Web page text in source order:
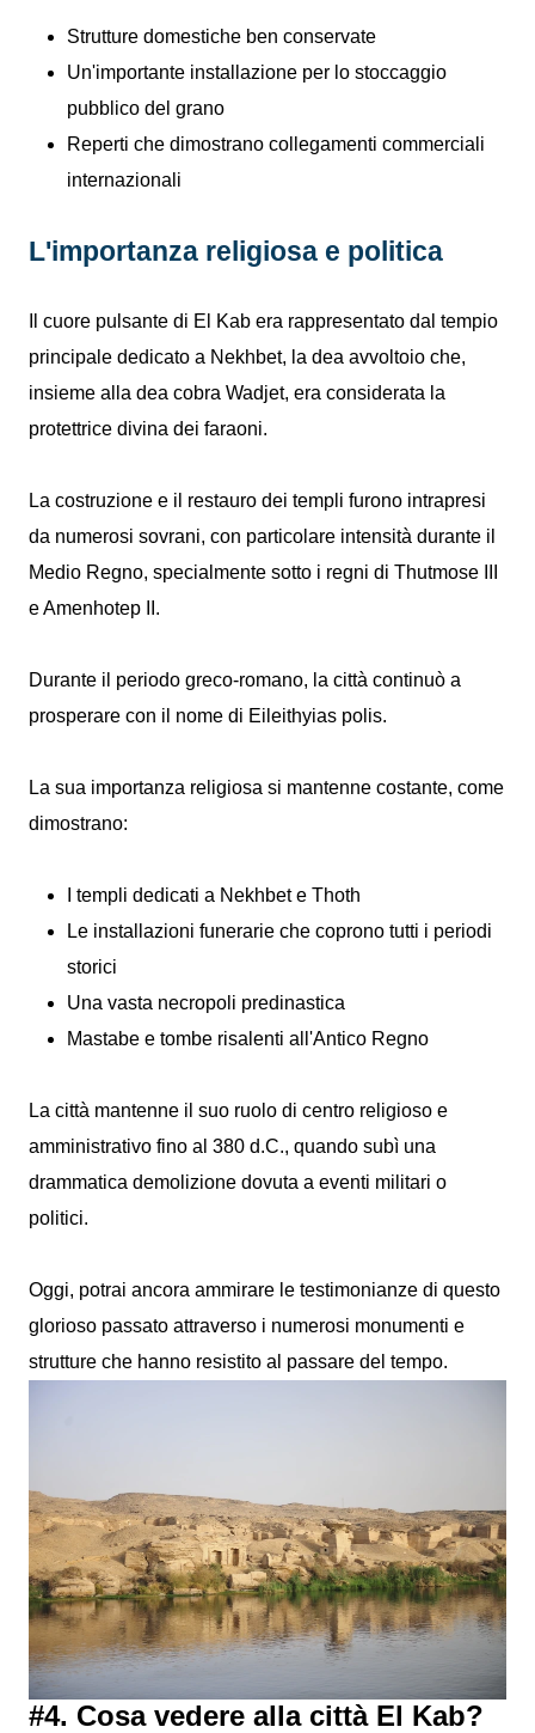
Strutture domestiche ben conservate
Un'importante installazione per lo stoccaggio
pubblico del grano
Reperti che dimostrano collegamenti commerciali
internazionali
L'importanza religiosa e politica
Il cuore pulsante di El Kab era rappresentato dal tempio
principale dedicato a Nekhbet, la dea avvoltoio che,
insieme alla dea cobra Wadjet, era considerata la
protettrice divina dei faraoni.
La costruzione e il restauro dei templi furono intrapresi
da numerosi sovrani, con particolare intensità durante il
Medio Regno, specialmente sotto i regni di Thutmose III
e Amenhotep II.
Durante il periodo greco-romano, la città continuò a
prosperare con il nome di Eileithyias polis.
La sua importanza religiosa si mantenne costante, come
dimostrano:
I templi dedicati a Nekhbet e Thoth
Le installazioni funerarie che coprono tutti i periodi
storici
Una vasta necropoli predinastica
Mastabe e tombe risalenti all'Antico Regno
La città mantenne il suo ruolo di centro religioso e
amministrativo fino al 380 d.C., quando subì una
drammatica demolizione dovuta a eventi militari o
politici.
Oggi, potrai ancora ammirare le testimonianze di questo
glorioso passato attraverso i numerosi monumenti e
strutture che hanno resistito al passare del tempo.
#4. Cosa vedere alla città El Kab?